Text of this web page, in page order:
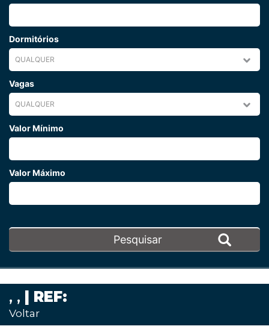
Dormitórios
Vagas
Valor Mínimo
Valor Máximo
, , | REF:
Voltar